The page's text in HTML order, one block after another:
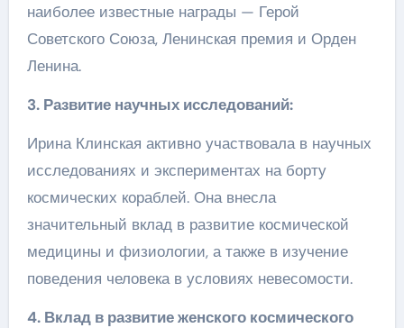
наиболее известные награды — Герой
Советского Союза, Ленинская премия и Орден
Ленина.
3. Развитие научных исследований:
Ирина Клинская активно участвовала в научных
исследованиях и экспериментах на борту
космических кораблей. Она внесла
значительный вклад в развитие космической
медицины и физиологии, а также в изучение
поведения человека в условиях невесомости.
4. Вклад в развитие женского космического